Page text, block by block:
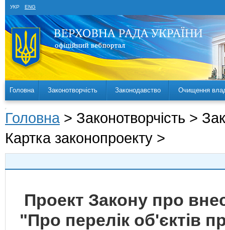
УКР ENG
Головна Законотворчість Законодавство Очищення
Головна > Законотворчість >
Картка законопроекту >
Проект Закону про
"Про перелік об'єктів